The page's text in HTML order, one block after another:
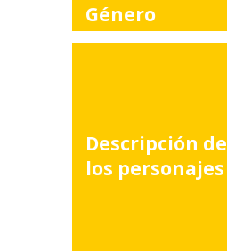
Género
Descripción de
los personajes